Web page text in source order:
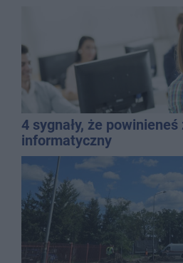
4 sygnały, że
informatyczny